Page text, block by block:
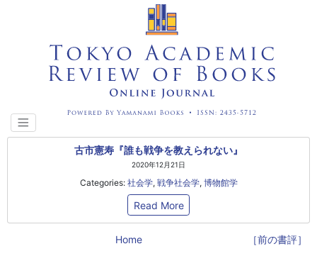
古市憲寿『誰も戦争を教えられない』
2020年12月21日
Categories: 社会学, 戦争社会学, 博物館学
Read More
［前の書評］
Home